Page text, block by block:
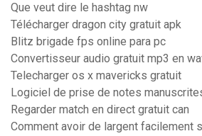
Que veut dire le hashtag nw
Télécharger dragon city gratuit apk
Blitz brigade fps online para pc
Convertisseur audio gratuit mp3 en
Telecharger os x mavericks gratuit
Logiciel de prise de notes
Regarder match en direct gratuit can
Comment avoir de largent facilement